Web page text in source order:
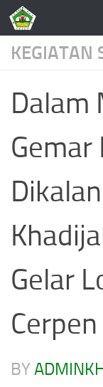
Skip to
KEGIATAN
Dalam
Gemar
Gelar
Cerpen
BY